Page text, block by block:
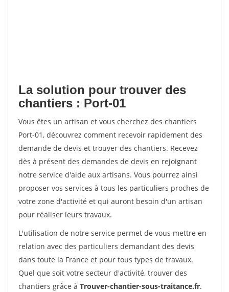
La solution pour trouver des
chantiers : Port-01
Vous êtes un artisan et vous cherchez des chantiers
Port-01, découvrez comment recevoir rapidement des
demande de devis et trouver des chantiers. Recevez
dès à présent des demandes de devis en rejoignant
notre service d'aide aux artisans. Vous pourrez ainsi
proposer vos services à tous les particuliers proches de
votre zone d'activité et qui auront besoin d'un artisan
pour réaliser leurs travaux.
L'utilisation de notre service permet de vous mettre en
relation avec des particuliers demandant des devis
dans toute la France et pour tous types de travaux.
Quel que soit votre secteur d'activité, trouver des
chantiers grâce à Trouver-chantier-sous-traitance.fr.